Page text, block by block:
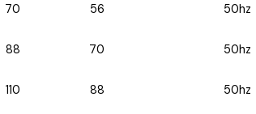
70 56 50hz
88 70 50hz
110 88 50hz